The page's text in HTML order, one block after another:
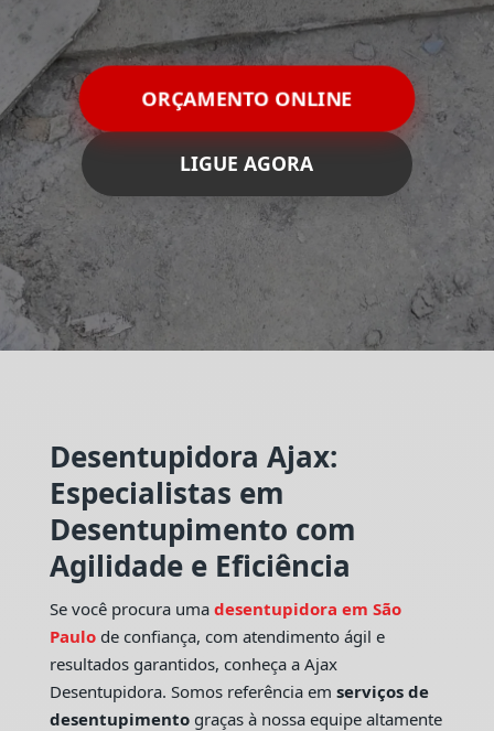
ORÇAMENTO ONLINE
LIGUE AGORA
Desentupidora Ajax:
Especialistas em
Desentupimento com
Agilidade e Eficiência
Se você procura uma desentupidora em São
Paulo de confiança, com atendimento ágil e
resultados garantidos, conheça a Ajax
Desentupidora. Somos referência em serviços de
desentupimentograças à nossa equipe altamente